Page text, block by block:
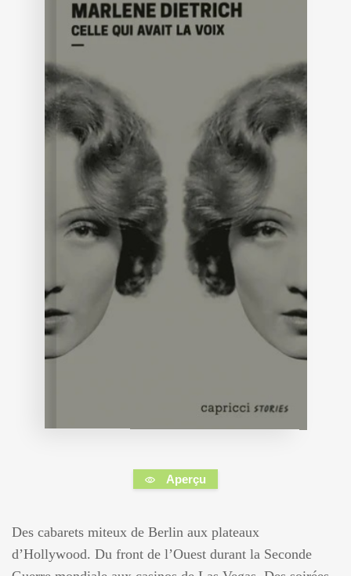
Aperçu
Des cabarets miteux de Berlin aux plateaux
d’Hollywood. Du front de l’Ouest durant la Seconde